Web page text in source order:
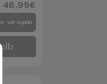
46,99€
ver cupón